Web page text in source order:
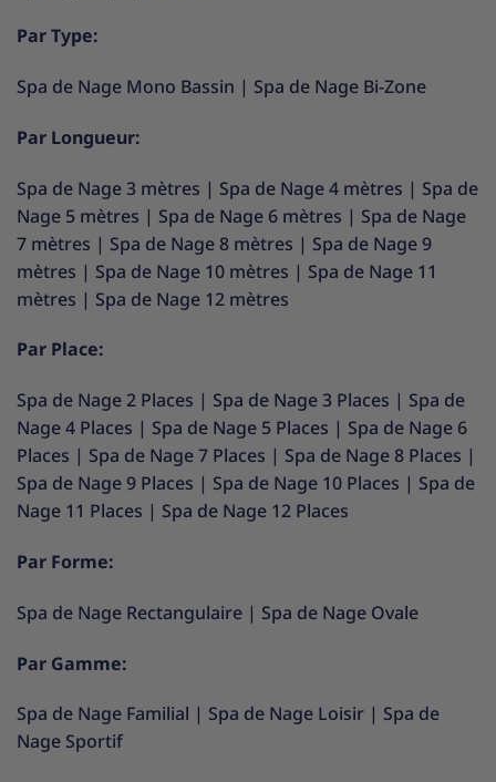
Par Type:
Spa de Nage Mono Bassin | Spa de Nage Bi-Zone
Par Longueur:
Spa de Nage 3 mètres | Spa de Nage 4 mètres | Spa de
Nage 5 mètres | Spa de Nage 6 mètres | Spa de Nage
7 mètres | Spa de Nage 8 mètres | Spa de Nage 9
mètres | Spa de Nage 10 mètres | Spa de Nage 11
mètres | Spa de Nage 12 mètres
Par Place:
Spa de Nage 2 Places | Spa de Nage 3 Places | Spa de
Nage 4 Places | Spa de Nage 5 Places | Spa de Nage 6
Places | Spa de Nage 7 Places | Spa de Nage 8 Places |
Spa de Nage 9 Places | Spa de Nage 10 Places | Spa de
Nage 11 Places | Spa de Nage 12 Places
Par Forme:
Spa de Nage Rectangulaire | Spa de Nage Ovale
Par Gamme:
Spa de Nage Familial | Spa de Nage Loisir | Spa de
Nage Sportif